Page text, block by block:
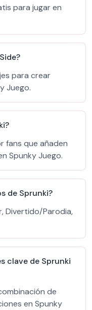
para jugar en
para crear
Juego.
fans que añaden
Spunky Juego.
de Sprunki?
Divertido/Parodia,
clave de Sprunki
de
en Spunky